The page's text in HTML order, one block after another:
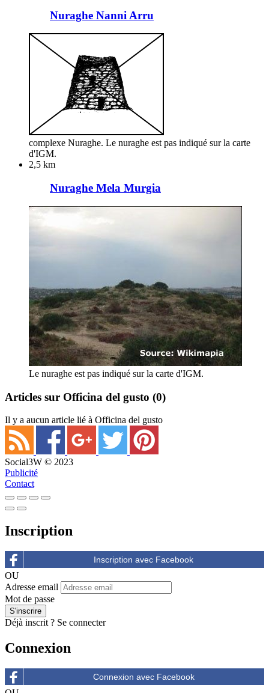
Nuraghe Nanni Arru
complexe Nuraghe. Le nuraghe est pas indiqué sur la carte
d'IGM.
2,5 km
Nuraghe Mela Murgia
Le nuraghe est pas indiqué sur la carte d'IGM.
Articles sur Officina del gusto (0)
Il y a aucun article lié à Officina del gusto
Social3W © 2023
Publicité
Contact
Inscription
OU
Adresse email
Mot de passe
Déjà inscrit ? Se connecter
Connexion